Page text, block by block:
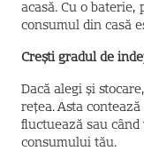
acasă. Cu o baterie,
consumul din casă
Crești gradul de
Dacă alegi și
rețea. Asta
fluctuează sau
consumului tău.